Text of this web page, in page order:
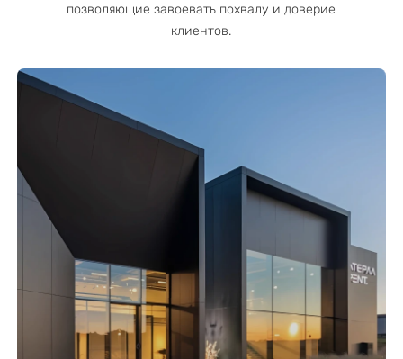
позволяющие завоевать похвалу и доверие
клиентов.